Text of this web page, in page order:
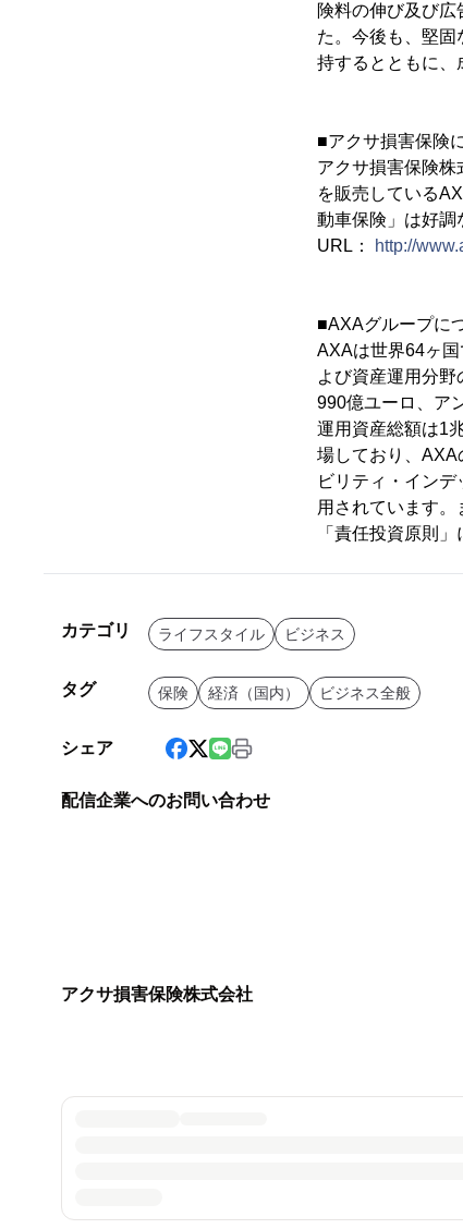
険料の伸び及び
た。今後も、堅
持するとともに、
■アクサ損害保険
アクサ損害保険
を販売している
動車保険」は好調
URL：
http://
■AXAグループに
AXAは世界64ヶ
よび資産運用分
990億ユーロ、ア
運用資産総額は1
場しており、AXA
ビリティ・イン
用されています
「責任投資原則」
カテゴリ ライフスタイル ビジネス
タグ 保険 経済（国内） ビジネス全般
シェア
配信企業へのお問い合わせ
アクサ損害保険株式会社